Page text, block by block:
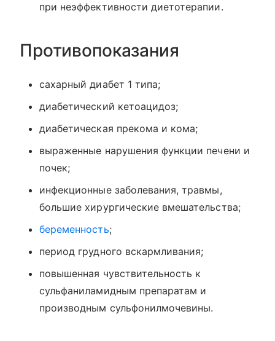
при неэффективности диетотерапии.
Противопоказания
сахарный диабет 1 типа;
диабетический кетоацидоз;
диабетическая прекома и кома;
выраженные нарушения функции печени и
почек;
инфекционные заболевания, травмы,
большие хирургические вмешательства;
беременность;
период грудного вскармливания;
повышенная чувствительность к
сульфаниламидным препаратам и
производным сульфонилмочевины.